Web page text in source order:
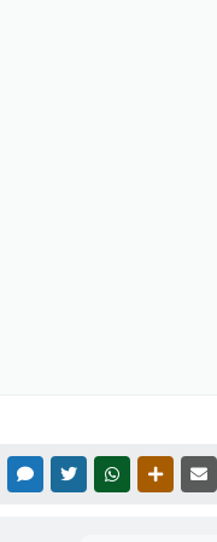
FACEBOOKMESSENGER
TWITTERWHATSAPP